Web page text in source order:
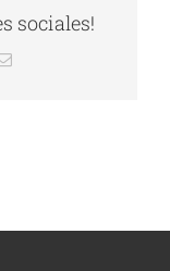
sociales!
Correo